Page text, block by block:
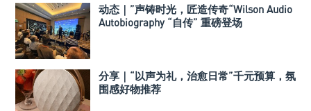
动态｜”声铸时光，匠造传奇“Wilson Audio
Autobiography “自传” 重磅登场
分享｜“以声为礼，治愈日常”千元预算，氛
围感好物推荐